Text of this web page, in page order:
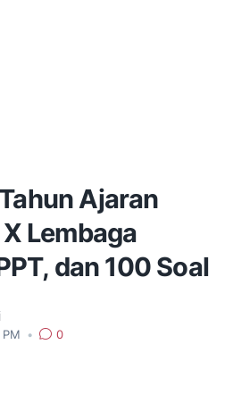
Ajaran
Lembaga
dan 100 Soal
•
0